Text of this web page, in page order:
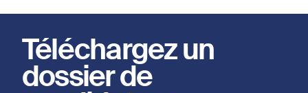
Téléchargez un
dossier de